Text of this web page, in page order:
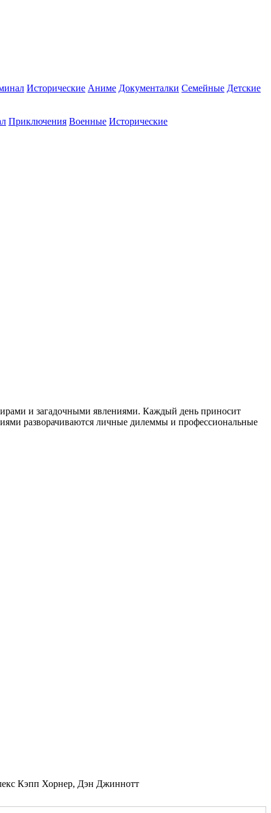
Исторические Аниме Документалки Семейные Детские
Приключения Военные Исторические
и загадочными явлениями. Каждый день приносит
разворачиваются личные дилеммы и профессиональные
Кэпп Хорнер, Дэн Джиннотт